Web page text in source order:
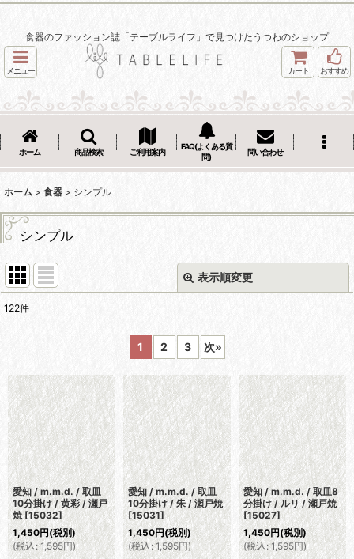
食器のファッション誌「テーブルライフ」で見つけたうつわのショップ
メニュー カート おすすめ
ホーム 商品検索 ご利用案内
FAQ(よくある質
問)
問い合わせ
ホーム > 食器 > シンプル
シンプル
表示順変更
絞り込む
122件
1 2 3 次»
愛知 / m.m.d. / 取皿
10分掛け / 黄彩 / 瀬戸
焼 [15032]
1,450円(税別)
(税込 : 1,595円)
愛知 / m.m.d. / 取皿
10分掛け / 朱 / 瀬戸焼
[15031]
1,450円(税別)
(税込 : 1,595円)
愛知 / m.m.d. / 取皿8
分掛け / ルリ / 瀬戸焼
[15027]
1,450円(税別)
(税込 : 1,595円)